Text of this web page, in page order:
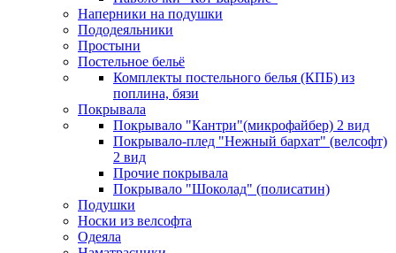
Наперники на подушки
Пододеяльники
Простыни
Постельное бельё
Комплекты постельного белья (КПБ) из
поплина, бязи
Покрывала
Покрывало "Кантри"(микрофайбер) 2 вид
Покрывало-плед "Нежный бархат" (велсофт)
2 вид
Прочие покрывала
Покрывало "Шоколад" (полисатин)
Подушки
Носки из велсофта
Одеяла